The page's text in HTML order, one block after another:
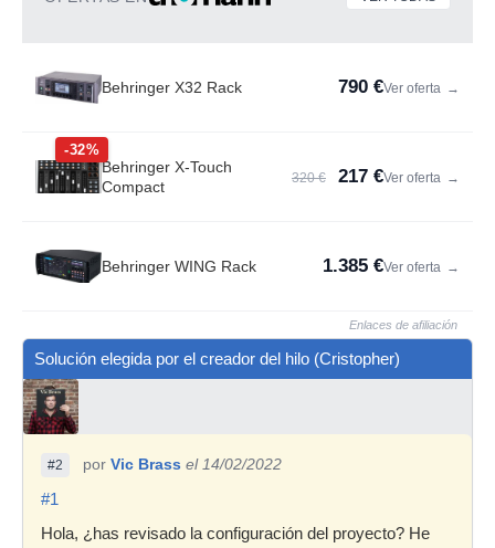
Behringer X32 Rack 790 €Ver oferta →
-32%
Behringer X-Touch
Compact
320 € 217 €Ver oferta →
Behringer WING Rack 1.385 €Ver oferta →
Enlaces de afiliación
Solución elegida por el creador del hilo (Cristopher)
#2 por Vic Brass el 14/02/2022
#1
Hola, ¿has revisado la configuración del proyecto? He